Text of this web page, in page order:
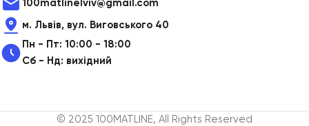
100matlinelviv@gmail.com
м. Львів, вул. Виговського 40
Пн - Пт: 10:00 - 18:00
Сб - Нд: вихідний
© 2025 100MATLINE, All Rights Reserved